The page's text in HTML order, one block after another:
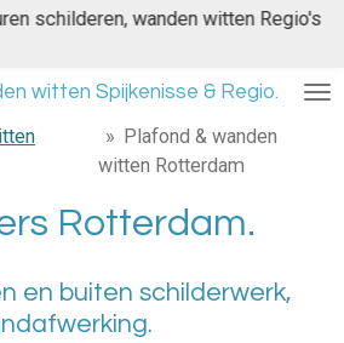
witten Spijkenisse & Regio.
schilderen, wanden witten Regio's
» Plafond & wanden
witten Rotterdam
Rotterdam.
en buiten schilderwerk,